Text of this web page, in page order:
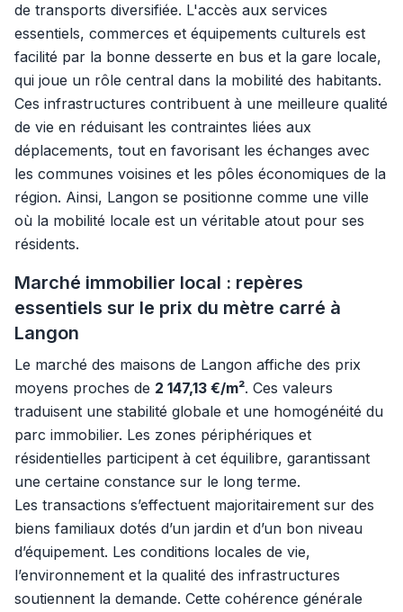
de transports diversifiée. L'accès aux services
essentiels, commerces et équipements culturels est
facilité par la bonne desserte en bus et la gare locale,
qui joue un rôle central dans la mobilité des habitants.
Ces infrastructures contribuent à une meilleure qualité
de vie en réduisant les contraintes liées aux
déplacements, tout en favorisant les échanges avec
les communes voisines et les pôles économiques de la
région. Ainsi, Langon se positionne comme une ville
où la mobilité locale est un véritable atout pour ses
résidents.
Marché immobilier local : repères
essentiels sur le prix du mètre carré à
Langon
Le marché des maisons de Langon affiche des prix
moyens proches de 2 147,13 €/m². Ces valeurs
traduisent une stabilité globale et une homogénéité du
parc immobilier. Les zones périphériques et
résidentielles participent à cet équilibre, garantissant
une certaine constance sur le long terme.
Les transactions s’effectuent majoritairement sur des
biens familiaux dotés d’un jardin et d’un bon niveau
d’équipement. Les conditions locales de vie,
l’environnement et la qualité des infrastructures
soutiennent la demande. Cette cohérence générale